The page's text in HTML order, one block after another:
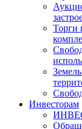
Торги
Инвесторам